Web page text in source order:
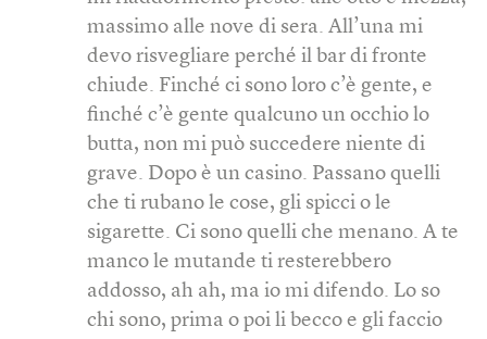
massimo alle nove di sera. All’una mi
devo risvegliare perché il bar di fronte
chiude. Finché ci sono loro c’è gente, e
finché c’è gente qualcuno un occhio lo
butta, non mi può succedere niente di
grave. Dopo è un casino. Passano quelli
che ti rubano le cose, gli spicci o le
sigarette. Ci sono quelli che menano. A te
manco le mutande ti resterebbero
addosso, ah ah, ma io mi difendo. Lo so
chi sono, prima o poi li becco e gli faccio